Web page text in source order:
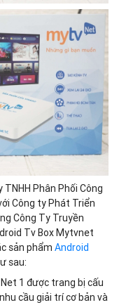
Phân Phối Công
Công ty Phát Triển
Công Ty Truyền
Tv Box Mytvnet
sản phẩm Android
sau:
1 được trang bị cấu
cầu giải trí cơ bản và